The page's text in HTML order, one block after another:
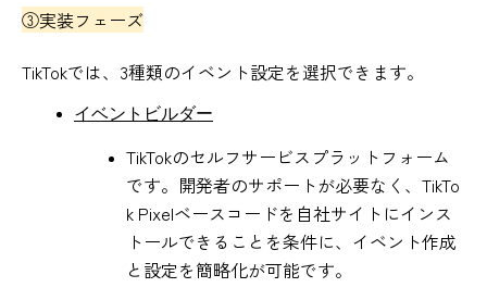
③実装フェーズ
TikTokでは、3種類のイベント設定を選択できます。
イベントビルダー
TikTokのセルフサービスプラットフォーム
です。開発者のサポートが必要なく、TikTo
k Pixelベースコードを自社サイトにインス
トールできることを条件に、イベント作成
と設定を簡略化が可能です。